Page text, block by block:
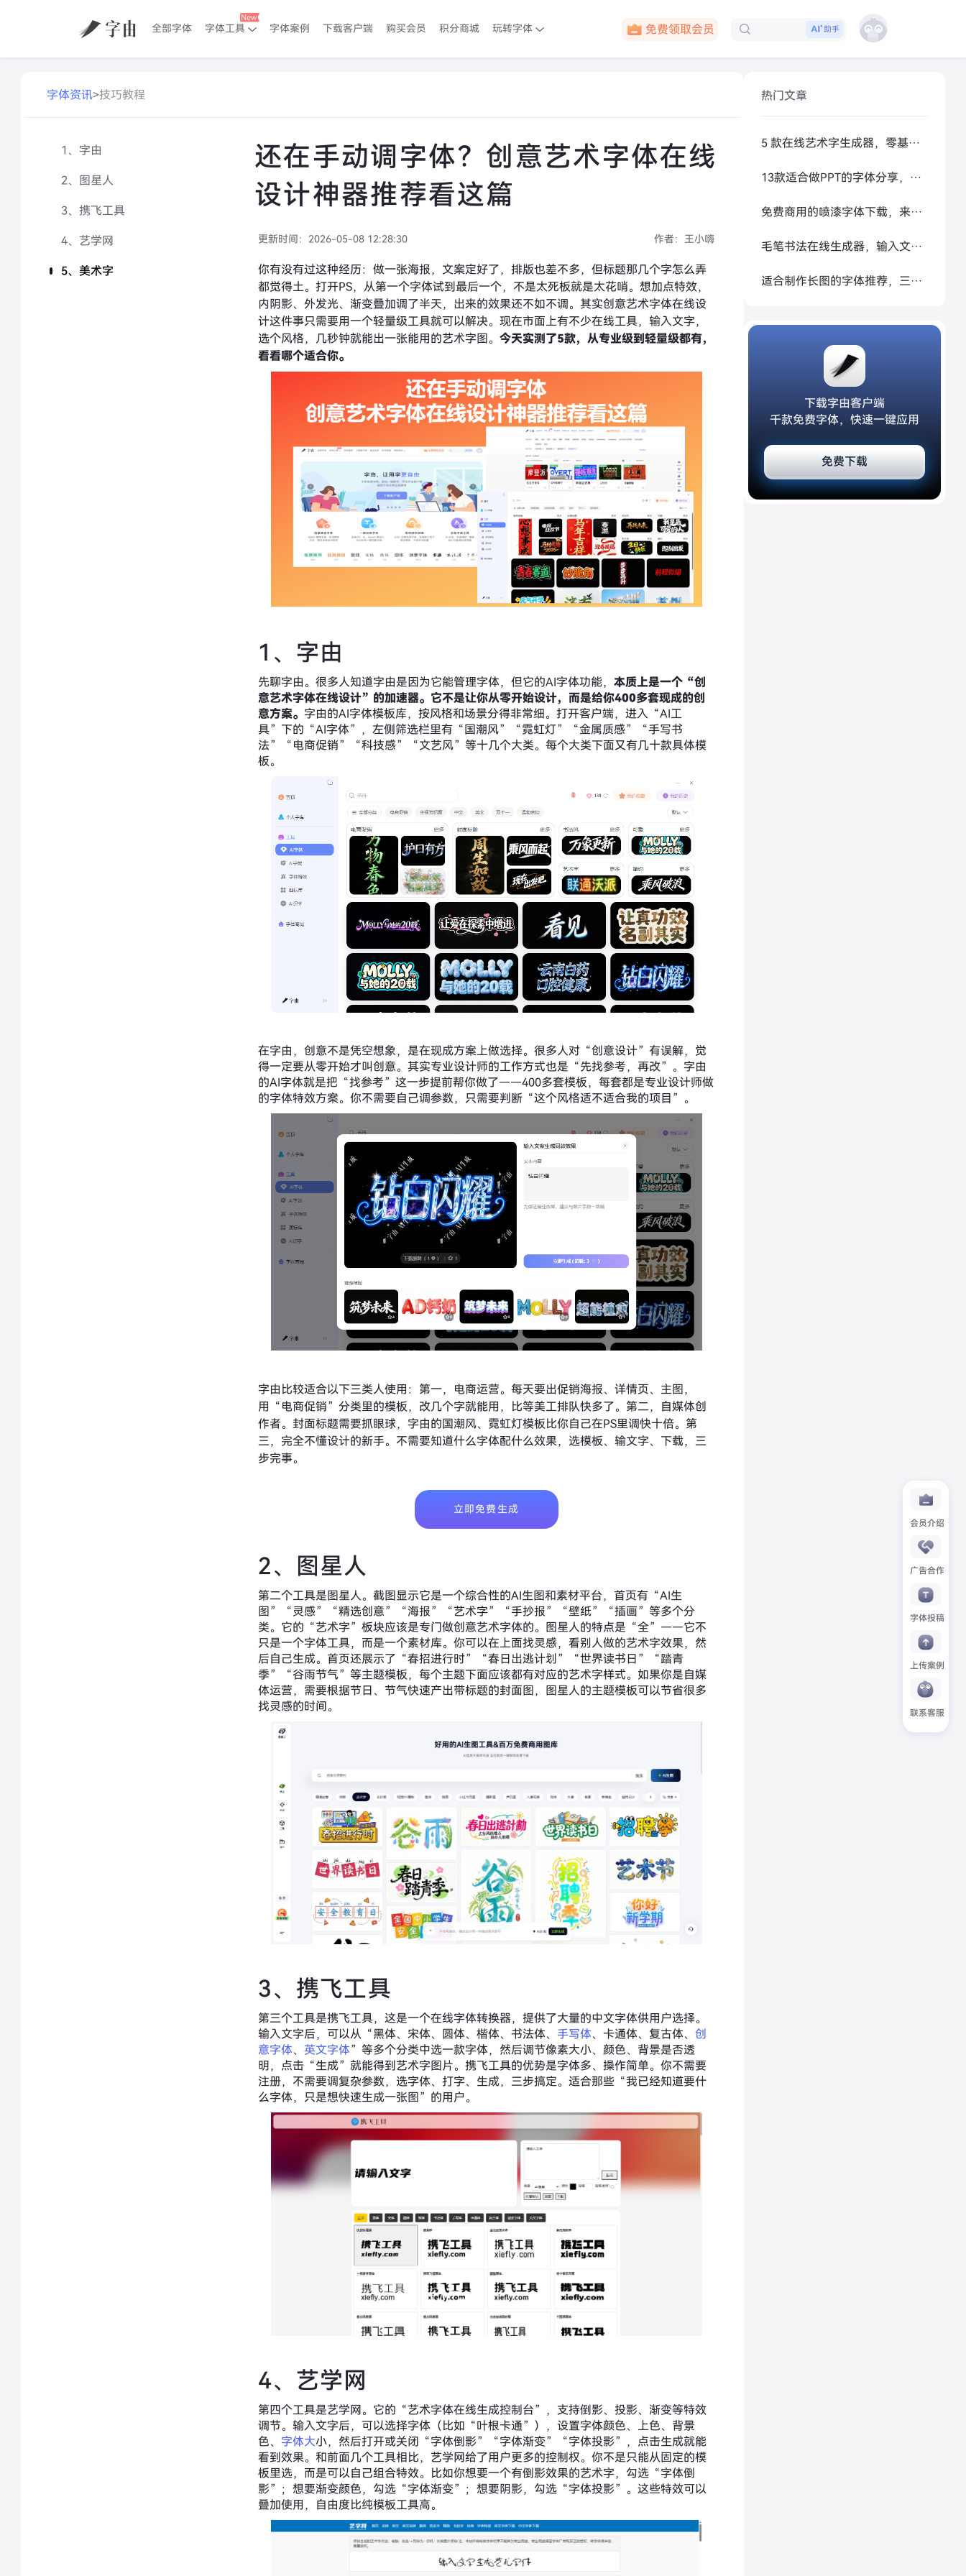
全部字体 字体工具 字体案例 下载客户端 购买会员 积分商城 玩转字体
免费领取会员
助手
会员介绍
广告合作
字体投稿
上传案例
联系客服
字体资讯>技巧教程
1、字由
2、图星人
3、携飞工具
4、艺学网
5、美术字
还在手动调字体？创意艺术字体在线
设计神器推荐看这篇
更新时间： 2026-05-08 12:28:30 作者： 王小嗨
你有没有过这种经历：做一张海报，文案定好了，排版也差不多，但标题那几个字怎么弄
都觉得土。打开PS，从第一个字体试到最后一个，不是太死板就是太花哨。想加点特效，
内阴影、外发光、渐变叠加调了半天，出来的效果还不如不调。其实创意艺术字体在线设
计这件事只需要用一个轻量级工具就可以解决。现在市面上有不少在线工具，输入文字，
选个风格，几秒钟就能出一张能用的艺术字图。 今天实测了5款，从专业级到轻量级都有，
看看哪个适合你。
1、字由
先聊字由。很多人知道字由是因为它能管理字体，但它的AI字体功能， 本质上是一个“创
意艺术字体在线设计”的加速器。它不是让你从零开始设计，而是给你400多套现成的创
意方案。 字由的AI字体模板库，按风格和场景分得非常细。打开客户端，进入“AI工
具”下的“AI字体”，左侧筛选栏里有“国潮风”“霓虹灯”“金属质感”“手写书
法”“电商促销”“科技感”“文艺风”等十几个大类。每个大类下面又有几十款具体模
板。
在字由，创意不是凭空想象，是在现成方案上做选择。很多人对“创意设计”有误解，觉
得一定要从零开始才叫创意。其实专业设计师的工作方式也是“先找参考，再改”。字由
的AI字体就是把“找参考”这一步提前帮你做了——400多套模板，每套都是专业设计师做
的字体特效方案。你不需要自己调参数，只需要判断“这个风格适不适合我的项目”。
字由比较适合以下三类人使用：第一，电商运营。每天要出促销海报、详情页、主图，
用“电商促销”分类里的模板，改几个字就能用，比等美工排队快多了。第二，自媒体创
作者。封面标题需要抓眼球，字由的国潮风、霓虹灯模板比你自己在PS里调快十倍。第
三，完全不懂设计的新手。不需要知道什么字体配什么效果，选模板、输文字、下载，三
步完事。
立即免费生成
2、图星人
第二个工具是图星人。截图显示它是一个综合性的AI生图和素材平台，首页有“AI生
图”“灵感”“精选创意”“海报”“艺术字”“手抄报”“壁纸”“插画”等多个分
类。它的“艺术字”板块应该是专门做创意艺术字体的。图星人的特点是“全”——它不
只是一个字体工具，而是一个素材库。你可以在上面找灵感，看别人做的艺术字效果，然
后自己生成。首页还展示了“春招进行时”“春日出逃计划”“世界读书日”“踏青
季”“谷雨节气”等主题模板，每个主题下面应该都有对应的艺术字样式。如果你是自媒
体运营，需要根据节日、节气快速产出带标题的封面图，图星人的主题模板可以节省很多
找灵感的时间。
3、携飞工具
第三个工具是携飞工具，这是一个在线字体转换器，提供了大量的中文字体供用户选择。
输入文字后，可以从“黑体、宋体、圆体、楷体、书法体、 手写体、卡通体、复古体、 创
意字体、 英文字体”等多个分类中选一款字体，然后调节像素大小、颜色、背景是否透
明，点击“生成”就能得到艺术字图片。携飞工具的优势是字体多、操作简单。你不需要
注册，不需要调复杂参数，选字体、打字、生成，三步搞定。适合那些“我已经知道要什
么字体，只是想快速生成一张图”的用户。
4、艺学网
第四个工具是艺学网。它的“艺术字体在线生成控制台”，支持倒影、投影、渐变等特效
调节。输入文字后，可以选择字体（比如“叶根卡通”），设置字体颜色、上色、背景
色、 字体大小，然后打开或关闭“字体倒影”“字体渐变”“字体投影”，点击生成就能
看到效果。和前面几个工具相比，艺学网给了用户更多的控制权。你不是只能从固定的模
板里选，而是可以自己组合特效。比如你想要一个有倒影效果的艺术字，勾选“字体倒
影”；想要渐变颜色，勾选“字体渐变”；想要阴影，勾选“字体投影”。这些特效可以
叠加使用，自由度比纯模板工具高。
热门文章
5 款在线艺术字生成器，零基础做高级感标题
13款适合做PPT的字体分享，让你的PPT更好看
免费商用的喷漆字体下载，来试试让 AI 帮你生成
毛笔书法在线生成器，输入文字秒变书法大家
适合制作长图的字体推荐，三类长图场景字体应用案例
下载字由客户端
千款免费字体，快速一键应用
免费下载